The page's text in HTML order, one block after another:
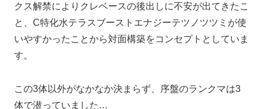
クス解禁によりクレベースの後出しに不安が出てきたこ
と、C特化水テラスブーストエナジーテツノツツミが使
いやすかったことから対面構築をコンセプトとしていま
す。
この3体以外がなかなか決まらず、序盤のランクマは3
体で潜っていました…